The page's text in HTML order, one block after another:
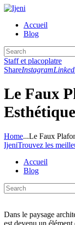
Accueil
Blog
Staff et placoplatre
ShareInstagram
Le Faux
Home...Le Faux
IjeniTrouvez les
Accueil
Blog
Dans le paysage
est devenu un